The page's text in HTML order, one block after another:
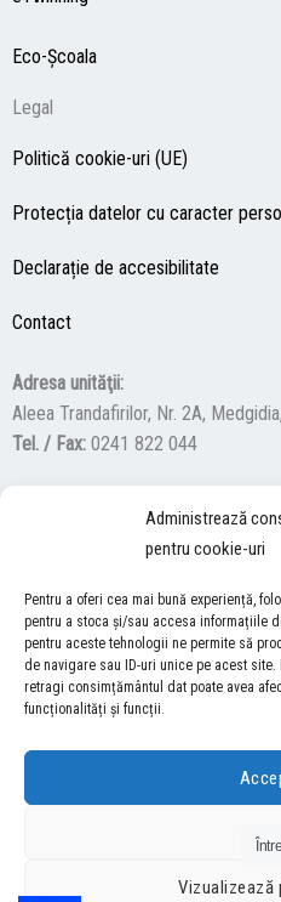
Administrează
pentru cookie-uri
Pentru a oferi cea mai bună experiență,
pentru a stoca și/sau accesa informațiile
pentru aceste tehnologii ne permite să
de navigare sau ID-uri unice pe acest
retragi consimțământul dat poate avea
funcționalități și funcții.
Vizualizează
Eco-Şcoala
Legal
Politică cookie-uri (UE)
Protecția datelor cu caracter
Declarație de accesibilitate
Contact
Adresa unităţii:
Aleea Trandafirilor, Nr. 2A,
Tel. / Fax: 0241 822 044
F
a
c
e
b
o
k
t
ACCES NEVĂZĂTORI
Descărcați programul NonVisual
persoanelor cu dizabilități vizuale
COPYRIGHT © 2026 ŞCOALA
DEZVOLTAT